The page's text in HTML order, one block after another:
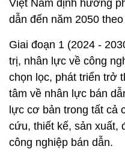
Việt Nam định hướng
dẫn đến năm 2050
Giai đoạn 1 (2024 -
trị, nhân lực về công
chọn lọc, phát triển trở
tâm về nhân lực bán
lực cơ bản trong tất cả
cứu, thiết kế, sản xuất,
công nghiệp bán dẫn.